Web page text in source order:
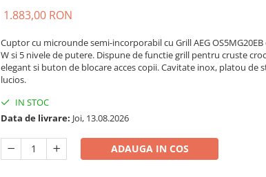
1.883,00 RON
Cuptor cu microunde semi-incorporabil cu Grill AEG
W si 5 nivele de putere. Dispune de functie grill pentru cruste
elegant si buton de blocare acces copii. Cavitate inox, platou de
lucios.
IN STOC
Data de livrare: Joi, 13.08.2026
ADAUGA IN COS